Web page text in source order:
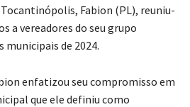
Fabion (PL), reuniu-
a vereadores do seu grupo
de 2024.
enfatizou seu compromisso em
que ele definiu como